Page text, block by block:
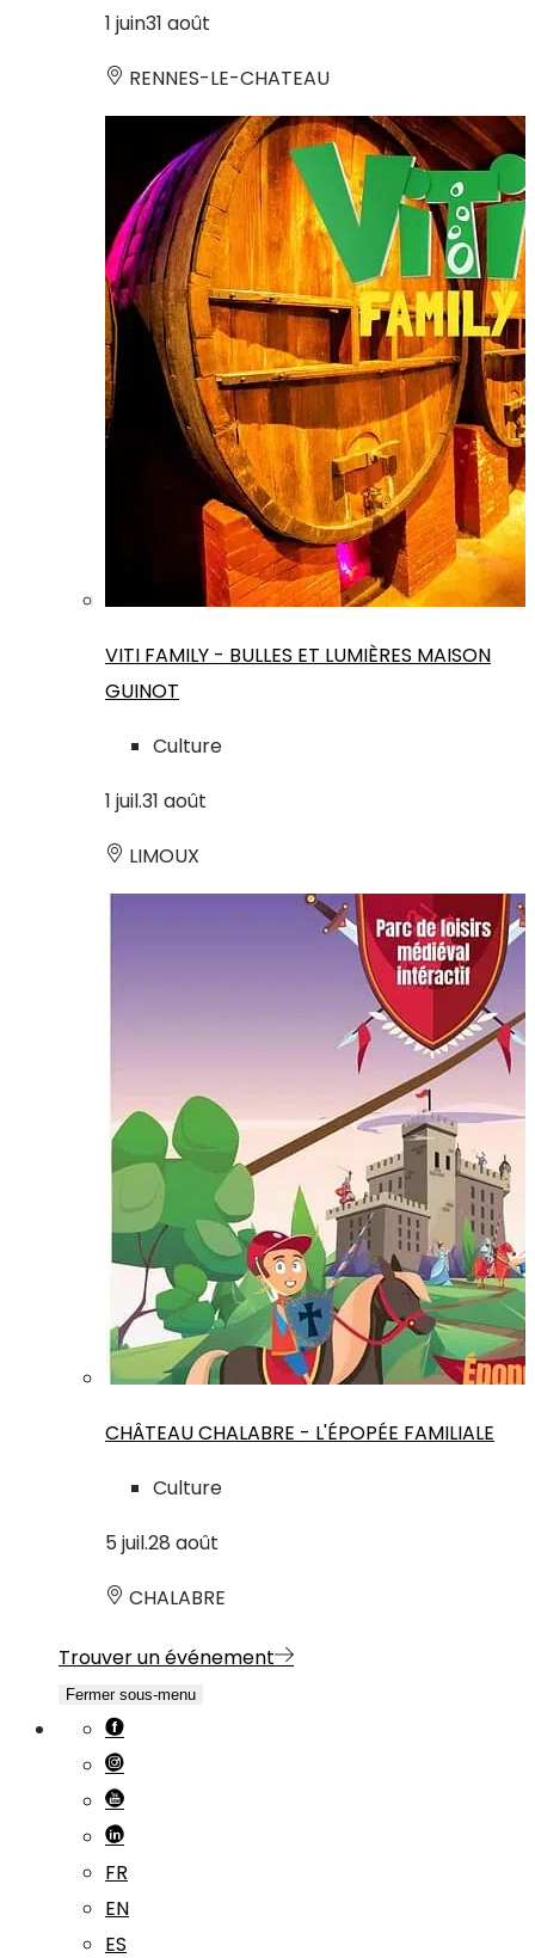
1 juin31 août
RENNES-LE-CHATEAU
VITI FAMILY - BULLES ET LUMIÈRES MAISON
GUINOT
Culture
1 juil.31 août
LIMOUX
CHÂTEAU CHALABRE - L'ÉPOPÉE FAMILIALE
Culture
5 juil.28 août
CHALABRE
Trouver un événement
Fermer sous-menu
FR
EN
ES